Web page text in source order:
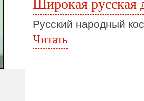
Широкая русская
Русский народный
Читать